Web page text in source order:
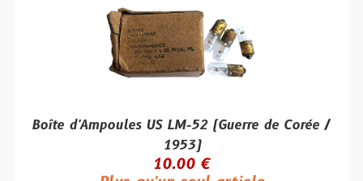
Boîte d'Ampoules US LM-52 (Guerre de Corée /
1953)
10.00 €